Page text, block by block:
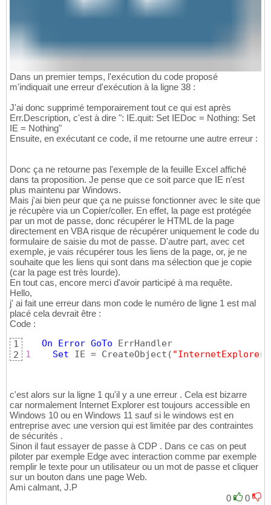
Dans un premier temps, l'exécution du code proposé
m'indiquait une erreur d'exécution à la ligne 38 :
J'ai donc supprimé temporairement tout ce qui est après
Err.Description, c'est à dire ": IE.quit: Set IEDoc = Nothing: Set
IE = Nothing"
Ensuite, en exécutant ce code, il me retourne une autre erreur :
Donc ça ne retourne pas l'exemple de la feuille Excel affiché
dans ta proposition. Je pense que ce soit parce que IE n'est
plus maintenu par Windows.
Mais j'ai bien peur que ça ne puisse fonctionner avec le site que
je récupère via un Copier/coller. En effet, la page est protégée
par un mot de passe, donc récupérer le HTML de la page
directement en VBA risque de récupérer uniquement le code du
formulaire de saisie du mot de passe. D'autre part, avec cet
exemple, je vais récupérer tous les liens de la page, or, je ne
souhaite que les liens qui sont dans ma sélection que je copie
(car la page est très lourde).
En tout cas, encore merci d'avoir participé à ma requête.
Hello,
j' ai fait une erreur dans mon code le numéro de ligne 1 est mal
placé cela devrait être :
Code :
1
2
On Error GoTo
1
Set IE = CreateObject (
c'est alors sur la ligne 1 qu'il y a une erreur . Cela est bizarre
car normalement Internet Explorer est toujours accessible en
Windows 10 ou en Windows 11 sauf si le windows est en
entreprise avec une version qui est limitée par des contraintes
de sécurités .
Sinon il faut essayer de passe à CDP . Dans ce cas on peut
piloter par exemple Edge avec interaction comme par exemple
remplir le texte pour un utilisateur ou un mot de passe et cliquer
sur un bouton dans une page Web.
Ami calmant, J.P
0
0